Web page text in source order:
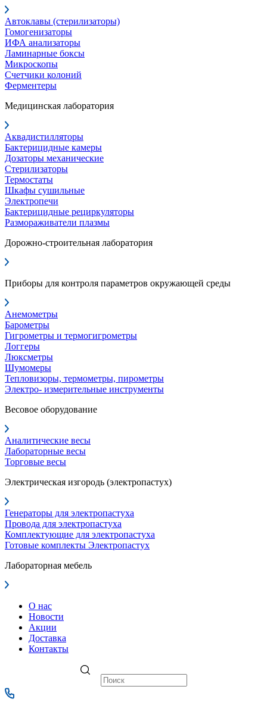
Автоклавы (стерилизаторы)
Гомогенизаторы
ИФА анализаторы
Ламинарные боксы
Микроскопы
Счетчики колоний
Ферментеры
Медицинская лаборатория
Аквадистилляторы
Бактерицидные камеры
Дозаторы механические
Стерилизаторы
Термостаты
Шкафы сушильные
Электропечи
Бактерицидные рециркуляторы
Размораживатели плазмы
Дорожно-строительная лаборатория
Приборы для контроля параметров окружающей среды
Анемометры
Барометры
Гигрометры и термогигрометры
Логгеры
Люксметры
Шумомеры
Тепловизоры, термометры, пирометры
Электро- измерительные инструменты
Весовое оборудование
Аналитические весы
Лабораторные весы
Торговые весы
Электрическая изгородь (электропастух)
Генераторы для электропастуха
Провода для электропастуха
Комплектующие для электропастуха
Готовые комплекты Электропастух
Лабораторная мебель
О нас
Новости
Акции
Доставка
Контакты